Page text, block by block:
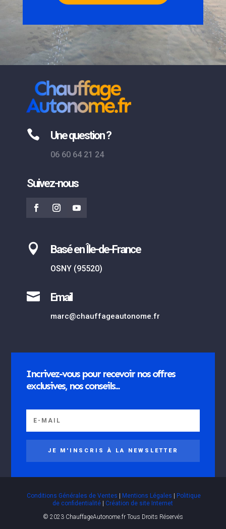
 Une question ?
06 60 64 21 24
Suivez-nous
 Basé en Île-de-France
OSNY (95520)
 Email
marc@chauffageautonome.fr
Incrivez-vous pour recevoir nos offres
exclusives, nos conseils...
JE M'INSCRIS À LA NEWSLETTER
Conditions Générales de Ventes Mentions Légales
Politique
de confidentialité
Création de site Internet
© 2023 ChauffageAutonome.fr Tous Droits Réservés